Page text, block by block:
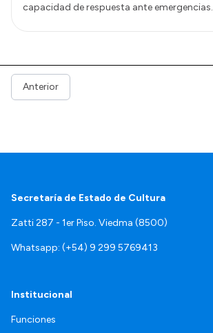
capacidad de respuesta ante emergencias.
Anterior
Secretaría de Estado de Cultura
Zatti 287 - 1er Piso. Viedma (8500)
Whatsapp: (+54) 9 299 5769413
Institucional
Funciones